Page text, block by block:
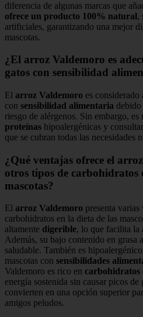
diferencia de algunas marcas que
ofrece un producto 100% natural,
artificiales, garantizando una mejor
mascotas.
¿El arroz Valdemoro es
gatos con sensibilidad
El arroz Valdemoro es considerado
con sensibilidad alimentaria
riesgo de alérgenos. Sin embargo,
proteínas hipoalergénicas y
que se cubran todas las necesidades
¿Qué ventajas ofrece el
otros tipos de carbohidratos
mascotas?
El arroz Valdemoro presenta
carbohidratos en la dieta de las
altamente digerible, lo que facilita la
Además, su bajo contenido en grasa
saludable. También es
mascotas con sensibilidades
Valdemoro es rico en carbohidratos
energía sostenida sin causar picos
convierten en una opción superior
amigos peludos.